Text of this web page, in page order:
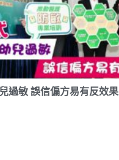
過敏 誤信偏方易有反效果